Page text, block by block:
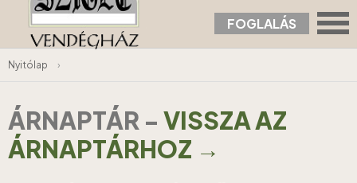
FOGLALÁS
Nyitólap ›
ÁRNAPTÁR - VISSZA AZ
ÁRNAPTÁRHOZ →